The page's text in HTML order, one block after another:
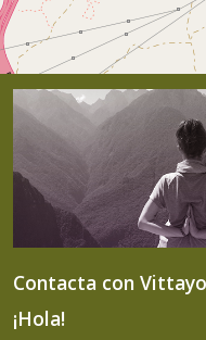
Contacta con
¡Hola!